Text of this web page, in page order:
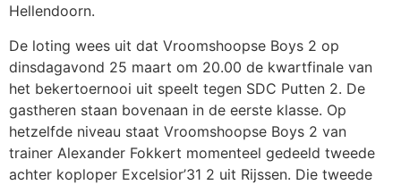
Hellendoorn.
De loting wees uit dat Vroomshoopse Boys 2 op
dinsdagavond 25 maart om 20.00 de kwartfinale van
het bekertoernooi uit speelt tegen SDC Putten 2. De
gastheren staan bovenaan in de eerste klasse. Op
hetzelfde niveau staat Vroomshoopse Boys 2 van
trainer Alexander Fokkert momenteel gedeeld tweede
achter koploper Excelsior’31 2 uit Rijssen. Die tweede